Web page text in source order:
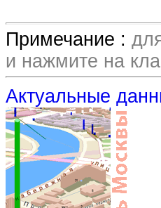
Примечание :
и нажмите на
Актуальные